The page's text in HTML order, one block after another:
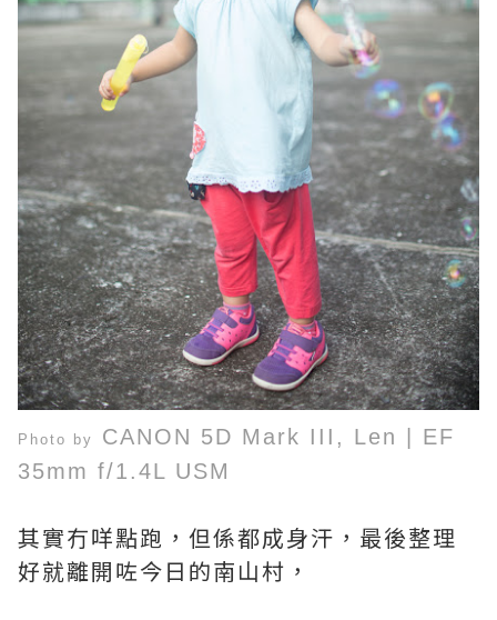
Photo by CANON 5D Mark III, Len
EF
35mm f/1.4L USM
其實冇咩點跑，但係都成身汗，最後整理
好就離開咗今日的南山村，